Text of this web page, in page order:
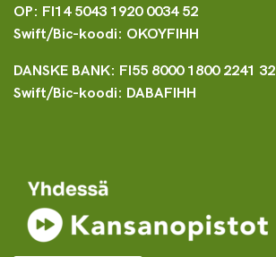
OP: FI14 5043 1920 0034 52
Swift/Bic-koodi: OKOYFIHH
DANSKE BANK: FI55 8000 1800 2241 32
Swift/Bic-koodi: DABAFIHH